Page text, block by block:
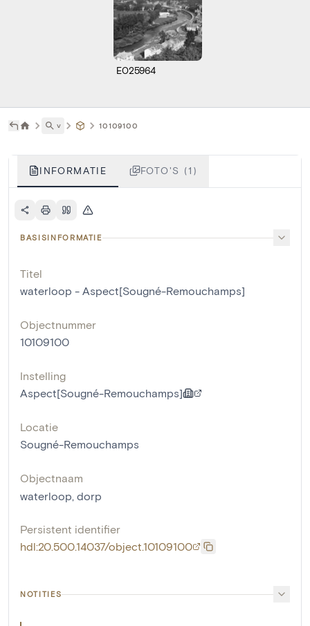
E025964
˅ 10109100
INFORMATIE FOTO'S (1)
BASISINFORMATIE
Titel
waterloop - Aspect[Sougné-Remouchamps]
Objectnummer
10109100
Instelling
Aspect[Sougné-Remouchamps]
Locatie
Sougné-Remouchamps
Objectnaam
waterloop, dorp
Persistent identifier
hdl:20.500.14037/object.10109100
NOTITIES